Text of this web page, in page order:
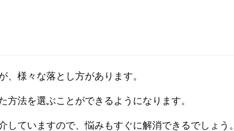
様々な落とし方があります。
法を選ぶことができるようになります。
ていますので、悩みもすぐに解消できるでしょう。